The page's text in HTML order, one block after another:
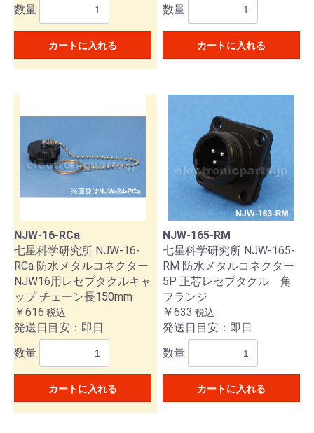
数量
カートに入れる
数量
カートに入れる
NJW-16-RCa
七星科学研究所 NJW-16-
RCa 防水メタルコネクター
NJW16用レセプタクルキャ
ップ チェーン長150mm
￥616 税込
発送日目安：即日
数量
カートに入れる
NJW-165-RM
七星科学研究所 NJW-165-
RM 防水メタルコネクター
5P 正芯レセプタクル 角
フランジ
￥633 税込
発送日目安：即日
数量
カートに入れる